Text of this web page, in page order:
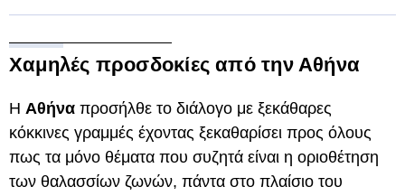
Χαμηλές προσδοκίες από την Αθήνα
Η Αθήνα προσήλθε το διάλογο με ξεκάθαρες
κόκκινες γραμμές έχοντας ξεκαθαρίσει προς όλους
πως τα μόνο θέματα που συζητά είναι η οριοθέτηση
των θαλασσίων ζωνών, πάντα στο πλαίσιο του